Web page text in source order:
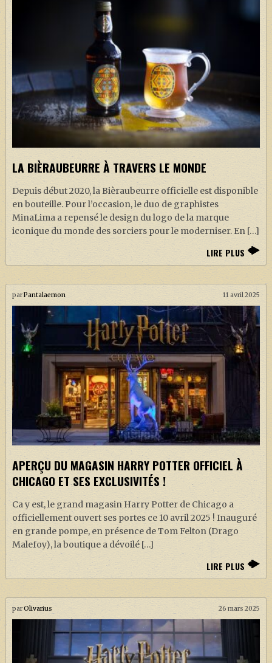
LA BIÈRAUBEURRE À TRAVERS LE MONDE
Depuis début 2020, la Bièraubeurre officielle est disponible
en bouteille. Pour l’occasion, le duo de graphistes
MinaLima a repensé le design du logo de la marque
iconique du monde des sorciers pour le moderniser. En […]
LIRE PLUS
parPantalaemon 11 avril 2025
APERÇU DU MAGASIN HARRY POTTER OFFICIEL À
CHICAGO ET SES EXCLUSIVITÉS !
Ca y est, le grand magasin Harry Potter de Chicago a
officiellement ouvert ses portes ce 10 avril 2025 ! Inauguré
en grande pompe, en présence de Tom Felton (Drago
Malefoy), la boutique a dévoilé […]
LIRE PLUS
parOlivarius 26 mars 2025